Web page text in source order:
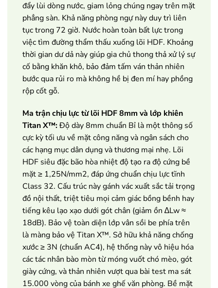
đẩy lùi dòng nước, giam lỏng chúng ngay trên mặt
phẳng sàn. Khả năng phòng ngự này duy trì liên
tục trong 72 giờ. Nước hoàn toàn bất lực trong
việc tìm đường thẩm thấu xuống lõi HDF. Khoảng
thời gian dư dả này giúp gia chủ thong thả xử lý sự
cố bằng khăn khô, bảo đảm tấm ván thản nhiên
bước qua rủi ro mà không hề bị đen mí hay phồng
rộp cốt gỗ.
Ma trận chịu lực từ lõi HDF 8mm và lớp khiên
Titan X™:Độ dày 8mm chuẩn Bỉ là một thông số
cực kỳ tối ưu về mặt công năng và ngân sách cho
các hạng mục dân dụng và thương mại nhẹ. Lõi
HDF siêu đặc bão hòa nhiệt độ tạo ra độ cứng bề
mặt ≥ 1,25N/mm2, đáp ứng chuẩn chịu lực tĩnh
Class 32. Cấu trúc này gánh vác xuất sắc tải trọng
đồ nội thất, triệt tiêu mọi cảm giác bồng bềnh hay
tiếng kêu lạo xạo dưới gót chân (giảm ồn ∆Lw ≈
18dB). Bảo vệ toàn diện lớp vân sồi be phía trên
là màng bảo vệ Titan X™. Sở hữu khả năng chống
xước ≥ 3N (chuẩn AC4), hệ thống này vô hiệu hóa
các tác nhân bào mòn từ móng vuốt chó mèo, gót
giày cứng, và thản nhiên vượt qua bài test ma sát
15.000 vòng của bánh xe ghế văn phòng. Bề mặt